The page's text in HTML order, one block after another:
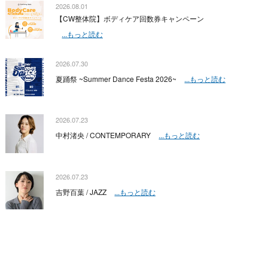
2026.08.01
【CW整体院】ボディケア回数券キャンペーン
...もっと読む
2026.07.30
夏踊祭 ~Summer Dance Festa 2026~ ...もっと読む
2026.07.23
中村渚央 / CONTEMPORARY ...もっと読む
2026.07.23
吉野百葉 / JAZZ ...もっと読む